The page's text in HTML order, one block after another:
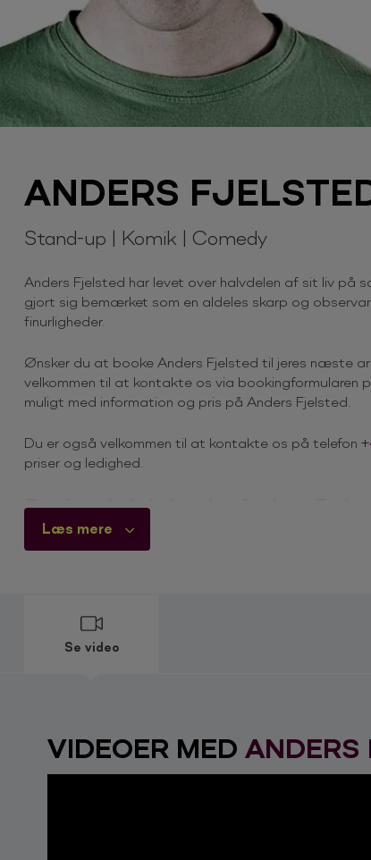
ANDERS
Stand-up | Komik | Comedy
Anders Fjelsted har levet over halvdelen af sit liv på
gjort sig bemærket som en aldeles skarp og
finurligheder.
Ønsker du at booke Anders Fjelsted til jeres næste
velkommen til at kontakte os via bookingformularen
muligt med information og pris på Anders Fjelsted.
Du er også velkommen til at kontakte os på telefon
priser og ledighed.
Derfor skal du booke Anders
Anders Fjelsted er en positiv, charmerende og
med sin dygtige og varierede brug af ironi og
Anders Fjelsted, er det ikke ham
Fjelles Fodboldfjol (2017-nu), podcast
Book Anders Fjelsted her
Læs mere
Se video
VIDEOER MED ANDERS